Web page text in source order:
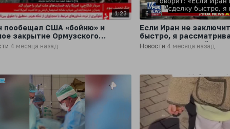
1:23
пообещал США «бойню» и
закрытие Ормузского
4 месяца назад
6
Если Иран не
быстро, я
возможность всё
захватить нефть, -
Новости 4 месяца назад